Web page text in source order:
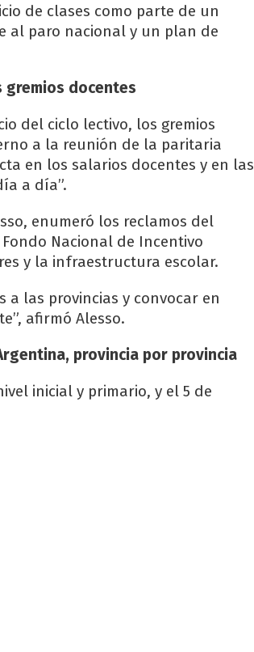
de clases como parte de un
al paro nacional y un plan de
gremios docentes
del ciclo lectivo, los gremios
a la reunión de la paritaria
en los salarios docentes y en las
a día”.
enumeró los reclamos del
Nacional de Incentivo
y la infraestructura escolar.
a las provincias y convocar en
afirmó Alesso.
provincia por provincia
inicial y primario, y el 5 de